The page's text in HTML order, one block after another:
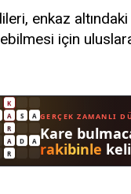
enkaz
için